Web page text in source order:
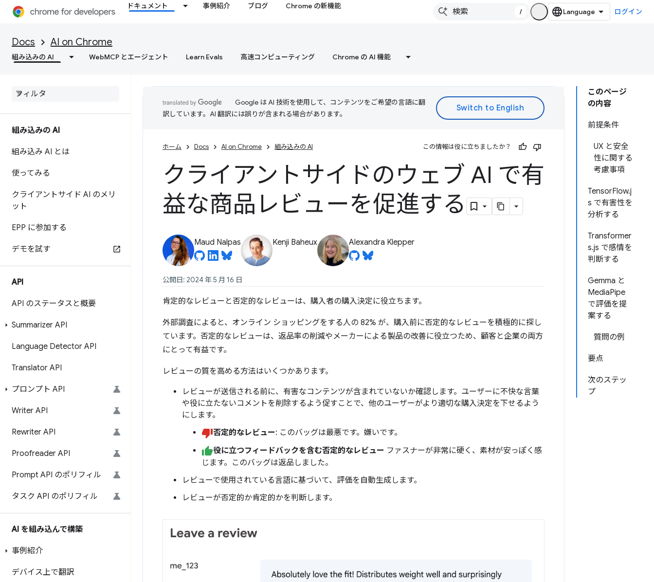
ドキュメント 事例紹介 ブログ Chrome の新機能
/ ログイン
Docs AI on Chrome
組み込みの AI WebMCP とエージェント Learn Evals 高速コンピューティング Chrome の AI 機能
組み込みの AI
組み込み AI とは
使ってみる
クライアントサイド AI のメリ
ット
EPP に参加する
デモを試す
API
API のステータスと概要
Summarizer API
Language Detector API
Translator API
プロンプト API
Writer API
Rewriter API
Proofreader API
Prompt API のポリフィル
タスク API のポリフィル
AI を組み込んで構築
事例紹介
デバイス上で翻訳
このページ
の内容
前提条件
UX と安全
性に関する
考慮事項
TensorFlow.j
s で有害性を
分析する
Transformer
s.js で感情を
判断する
Gemma と
MediaPipe
で評価を提
案する
質問の例
要点
次のステッ
プ
Google は AI 技術を使用して、コンテンツをご希望の言語に翻
訳しています。AI 翻訳には誤りが含まれる場合があります。
ホーム Docs AI on Chrome 組み込みの AI この情報は役に立ちましたか？
クライアントサイドのウェブ AI で有
益な商品レビューを促進する
Maud Nalpas Kenji Baheux Alexandra Klepper
公開日: 2024 年 5 月 16 日
肯定的なレビューと否定的なレビューは、購入者の購入決定に役立ちます。
外部調査によると、オンライン ショッピングをする人の 82% が、購入前に否定的なレビューを積極的に探し
ています。否定的なレビューは、返品率の削減やメーカーによる製品の改善に役立つため、顧客と企業の両方
にとって有益です。
レビューの質を高める方法はいくつかあります。
レビューが送信される前に、有害なコンテンツが含まれていないか確認します。ユーザーに不快な言葉
や役に立たないコメントを削除するよう促すことで、他のユーザーがより適切な購入決定を下せるよう
にします。
否定的なレビュー: このバッグは最悪です。嫌いです。
役に立つフィードバックを含む否定的なレビュー ファスナーが非常に硬く、素材が安っぽく感
じます。このバッグは返品しました。
レビューで使用されている言語に基づいて、評価を自動生成します。
レビューが否定的か肯定的かを判断します。